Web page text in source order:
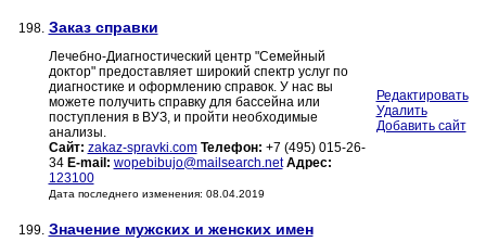
198. Заказ справки
Лечебно-Диагностический центр "Семейный
доктор" предоставляет широкий спектр услуг по
диагностике и оформлению справок. У нас вы
можете получить справку для бассейна или
поступления в ВУЗ, и пройти необходимые
анализы.
Сайт: zakaz-spravki.com Телефон: +7 (495) 015-26-
34 E-mail: wopebibujo@mailsearch.net Адрес:
123100
Дата последнего изменения: 08.04.2019
Редактировать
Удалить
Добавить сайт
199. Значение мужских и женских имен